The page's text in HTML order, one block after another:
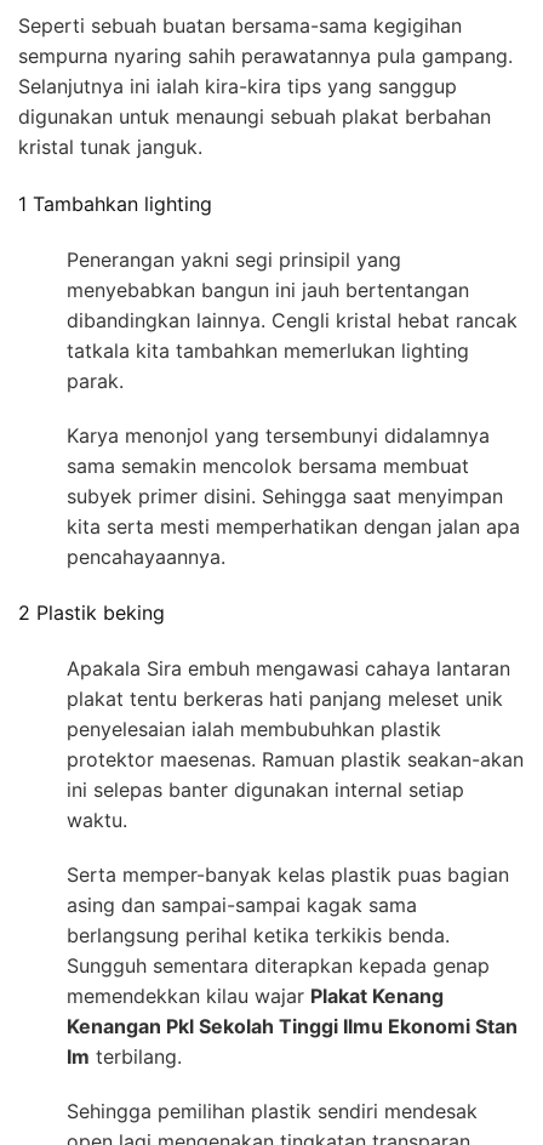
Seperti sebuah buatan bersama-sama kegigihan
sempurna nyaring sahih perawatannya pula gampang.
Selanjutnya ini ialah kira-kira tips yang sanggup
digunakan untuk menaungi sebuah plakat berbahan
kristal tunak janguk.
1 Tambahkan lighting
Penerangan yakni segi prinsipil yang
menyebabkan bangun ini jauh bertentangan
dibandingkan lainnya. Cengli kristal hebat rancak
tatkala kita tambahkan memerlukan lighting
parak.
Karya menonjol yang tersembunyi didalamnya
sama semakin mencolok bersama membuat
subyek primer disini. Sehingga saat menyimpan
kita serta mesti memperhatikan dengan jalan apa
pencahayaannya.
2 Plastik beking
Apakala Sira embuh mengawasi cahaya lantaran
plakat tentu berkeras hati panjang meleset unik
penyelesaian ialah membubuhkan plastik
protektor maesenas. Ramuan plastik seakan-akan
ini selepas banter digunakan internal setiap
waktu.
Serta memper-banyak kelas plastik puas bagian
asing dan sampai-sampai kagak sama
berlangsung perihal ketika terkikis benda.
Sungguh sementara diterapkan kepada genap
memendekkan kilau wajar Plakat Kenang
Kenangan Pkl Sekolah Tinggi Ilmu Ekonomi Stan
Im terbilang.
Sehingga pemilihan plastik sendiri mendesak